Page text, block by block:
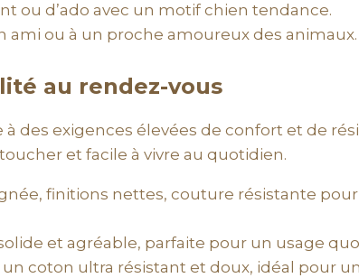
ou d’ado avec un motif chien tendance.
ami ou à un proche amoureux des animaux.
au rendez-vous
des exigences élevées de confort et de
et facile à vivre au quotidien.
finitions nettes, couture résistante
et agréable, parfaite pour un usage
coton ultra résistant et doux, idéal pour un